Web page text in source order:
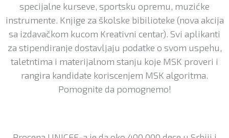
specijalne kurseve, sportsku opremu, muzićke
instrumente. Knjige za školske bibilioteke (nova akcija
sa izdavačkom kucom Kreativni centar). Svi aplikanti
za stipendiranje dostavljaju podatke o svom uspehu,
taletntima i materijalnom stanju koje MSK proveri i
rangira kandidate koriscenjem MSK algoritma.
Pomognite da pomognemo!